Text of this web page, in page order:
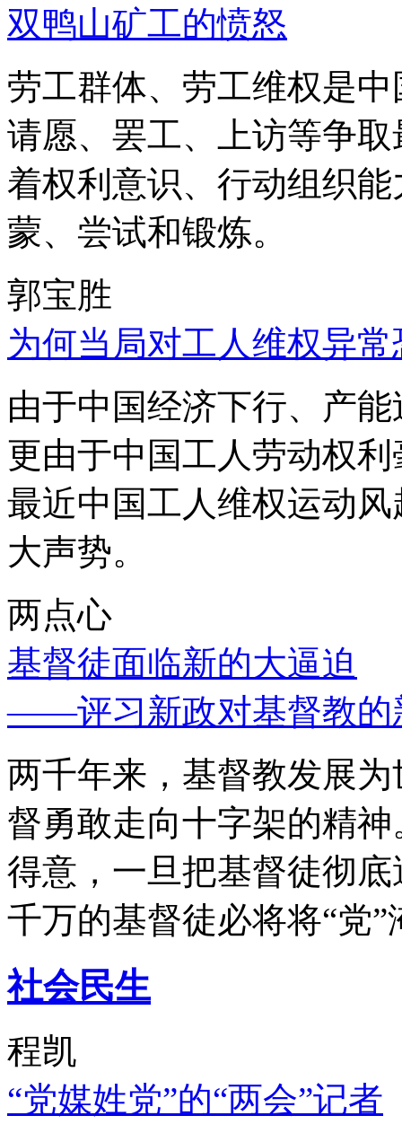
双鸭山矿工的愤怒
劳工群体、劳工维权是
请愿、罢工、上访等争
着权利意识、行动组织
蒙、尝试和锻炼。
郭宝胜
为何当局对工人维权异
由于中国经济下行、产
更由于中国工人劳动权
最近中国工人维权运动
大声势。
两点心
基督徒面临新的大逼迫
——评习新政对基督教的
两千年来，基督教发展
督勇敢走向十字架的精
得意，一旦把基督徒彻
千万的基督徒必将将“党”
社会民生
程凯
“党媒姓党”的“两会”记者